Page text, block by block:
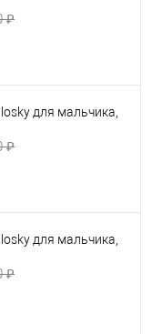
₽
для мальчика,
₽
для мальчика,
₽